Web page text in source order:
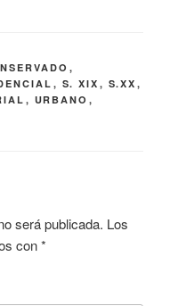
,
, S. XIX , S.XX ,
, URBANO ,
será publicada. Los
con*